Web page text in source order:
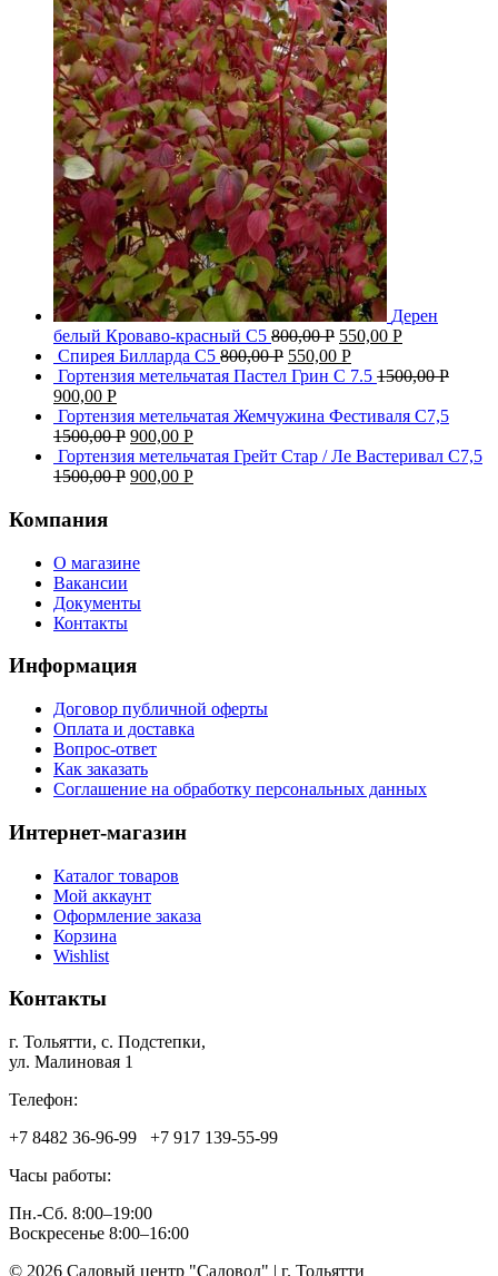
Дерен
белый Кроваво-красный С5 800,00Р 550,00 Р
Спирея Билларда С5 800,00Р 550,00 Р
Гортензия метельчатая Пастел Грин C 7.5 1500,00Р
900,00 Р
Гортензия метельчатая Жемчужина Фестиваля С7,5
1500,00Р 900,00 Р
Гортензия метельчатая Грейт Стар / Ле Вастеривал С7,5
1500,00Р 900,00 Р
Компания
О магазине
Вакансии
Документы
Контакты
Информация
Договор публичной оферты
Оплата и доставка
Вопрос-ответ
Как заказать
Соглашение на обработку персональных данных
Интернет-магазин
Каталог товаров
Мой аккаунт
Оформление заказа
Корзина
Wishlist
Контакты
г. Тольятти, c. Подстепки,
ул. Малиновая 1
Телефон:
+7 8482 36‑96-99 +7 917 139‑55-99
Часы работы:
Пн.-Сб. 8:00–19:00
Воскресенье 8:00–16:00
© 2026 Садовый центр "Садовод" | г. Тольятти